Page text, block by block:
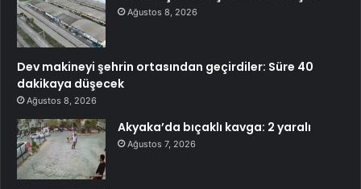
Ağustos 8, 2026
Dev makineyi şehrin ortasından geçirdiler: Süre 40
dakikaya düşecek
Ağustos 8, 2026
Akyaka’da bıçaklı kavga: 2 yaralı
Ağustos 7, 2026